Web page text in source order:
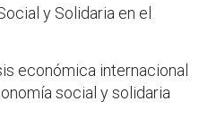
y Solidaria en el
económica internacional
social y solidaria